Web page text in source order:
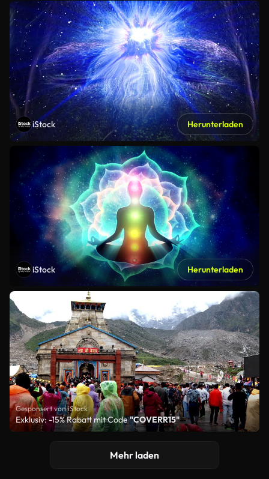
iStock Herunterladen
iStock Herunterladen
Gesponsert von iStock
Exklusiv: -15% Rabatt mit Code"COVERR15"
Mehr laden